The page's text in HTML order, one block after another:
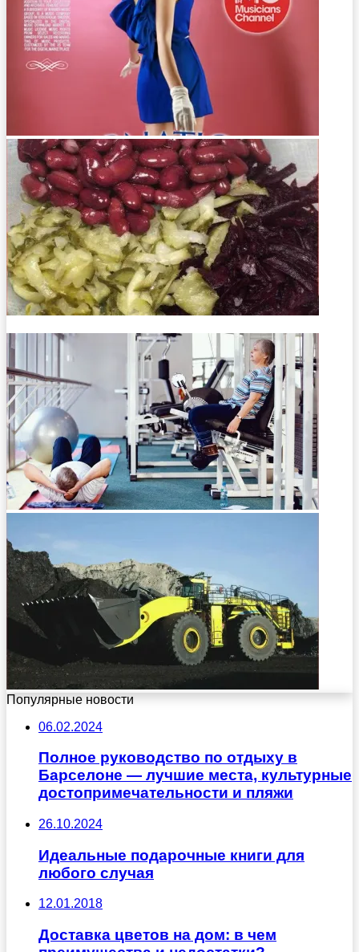
Популярные новости
06.02.2024
Полное руководство по отдыху в
Барселоне — лучшие места, культурные
достопримечательности и пляжи
26.10.2024
Идеальные подарочные книги для
любого случая
12.01.2018
Доставка цветов на дом: в чем